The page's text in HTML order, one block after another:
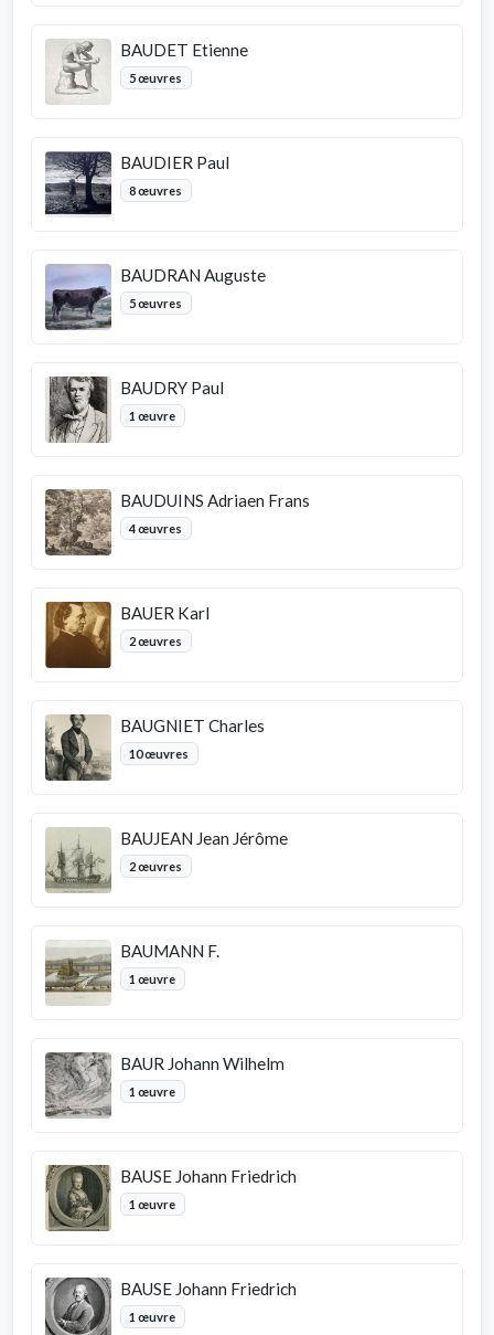
BAUDET Etienne
5 œuvres
BAUDIER Paul
8 œuvres
BAUDRAN Auguste
5 œuvres
BAUDRY Paul
1 œuvre
BAUDUINS Adriaen Frans
4 œuvres
BAUER Karl
2 œuvres
BAUGNIET Charles
10 œuvres
BAUJEAN Jean Jérôme
2 œuvres
BAUMANN F.
1 œuvre
BAUR Johann Wilhelm
1 œuvre
BAUSE Johann Friedrich
1 œuvre
BAUSE Johann Friedrich
1 œuvre